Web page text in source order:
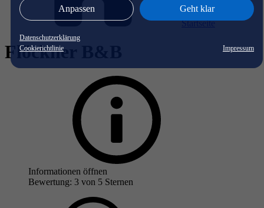
Anpassen Geht klar
Datenschutzerklärung
Cookierichtlinie
Impressum
Startseite
Flöckner B&B
Informationen öffnen
Bewertung: 3 von 5 Sternen